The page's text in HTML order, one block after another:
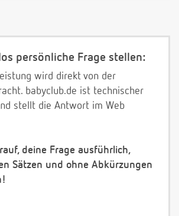
persönliche Frage stellen:
wird direkt von der
babyclub.de ist technischer
stellt die Antwort im Web
deine Frage ausführlich,
Sätzen und ohne Abkürzungen